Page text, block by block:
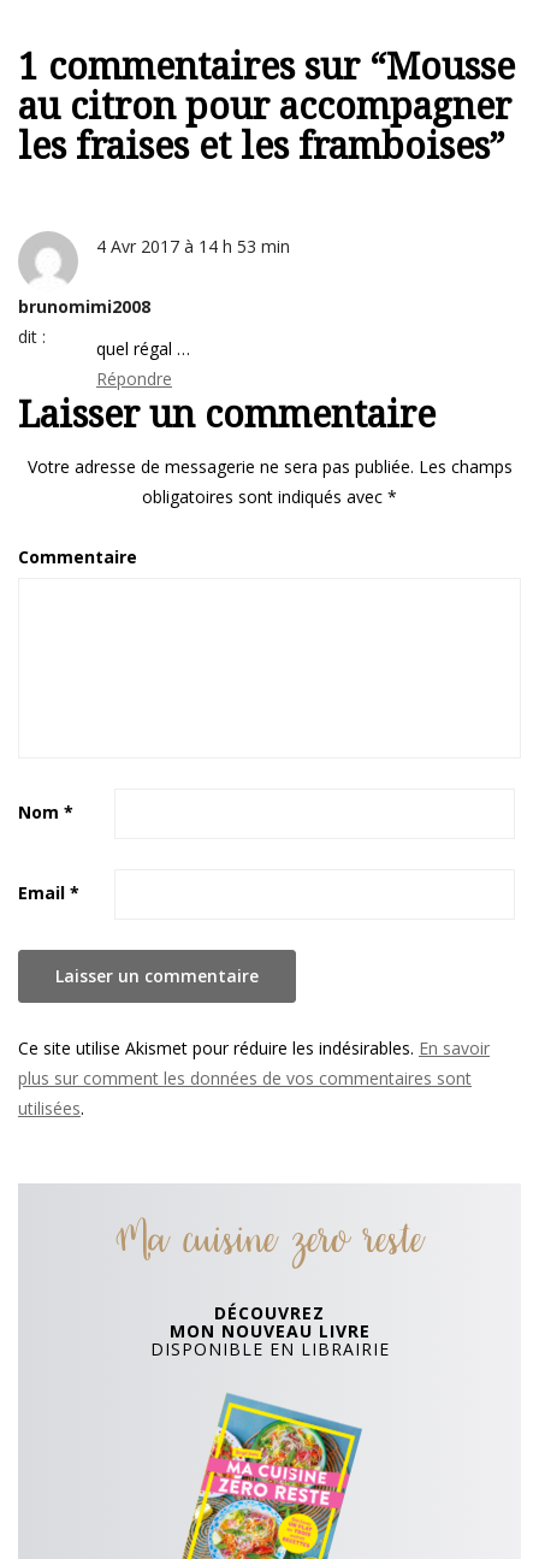
1 commentaires sur “Mousse
au citron pour accompagner
les fraises et les framboises”
brunomimi2008
dit :
4 Avr 2017 à 14 h 53 min
quel régal …
Répondre
Laisser un commentaire
Votre adresse de messagerie ne sera pas publiée. Les champs
obligatoires sont indiqués avec *
Commentaire
Nom *
Email *
Ce site utilise Akismet pour réduire les indésirables. En savoir
plus sur comment les données de vos commentaires sont
utilisées.
Ma cuisine zero reste
DÉCOUVREZ
MON NOUVEAU LIVRE
DISPONIBLE EN LIBRAIRIE